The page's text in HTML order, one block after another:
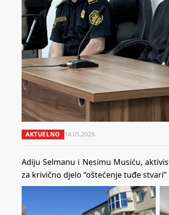
AKTUELNO 14.05.2026.
Adiju Selmanu i Nesimu Musiću,
za krivično djelo “oštećenje tuđe